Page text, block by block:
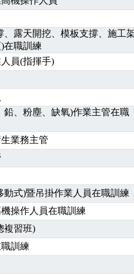
、露天開挖、模板支撐、施工
在職訓練
員(指揮手)
鉛、粉塵、缺氧)作業主管在職
業務主管
動式)暨吊掛作業人員在職訓練
操作人員在職訓練
複習班)
訓練